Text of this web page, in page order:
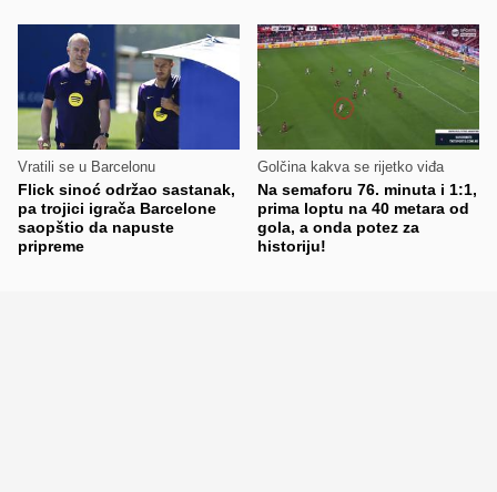
Vratili se u Barcelonu
Flick sinoć održao sastanak,
pa trojici igrača Barcelone
saopštio da napuste
pripreme
Golčina kakva se rijetko viđa
Na semaforu 76. minuta i 1:1,
prima loptu na 40 metara od
gola, a onda potez za
historiju!